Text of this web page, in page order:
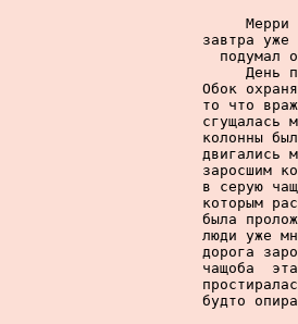
Мерри
завтра
подумал
День
Обок
то что
сгущалась
колонны
двигались
заросшим
в серую
которым
была
люди уже
дорога
чащоба
будто